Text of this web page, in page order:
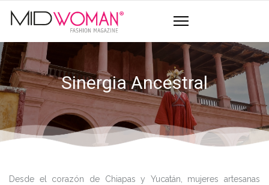
Sinergia Ancestral
Desde el corazón de Chiapas y Yucatán, mujeres artesanas